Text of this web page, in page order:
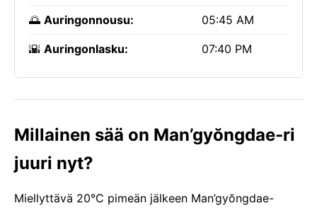
🌅 Auringonnousu: 05:45 AM
🌇 Auringonlasku: 07:40 PM
Millainen sää on Man’gyŏngdae-ri
juuri nyt?
Miellyttävä 20°C pimeän jälkeen Man’gyŏngdae-